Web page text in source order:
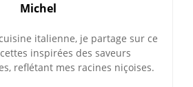
Michel
italienne, je partage sur ce
inspirées des saveurs
reflétant mes racines niçoises.